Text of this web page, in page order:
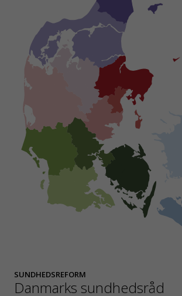
SUNDHEDSREFORM
Danmarks sundhedsråd